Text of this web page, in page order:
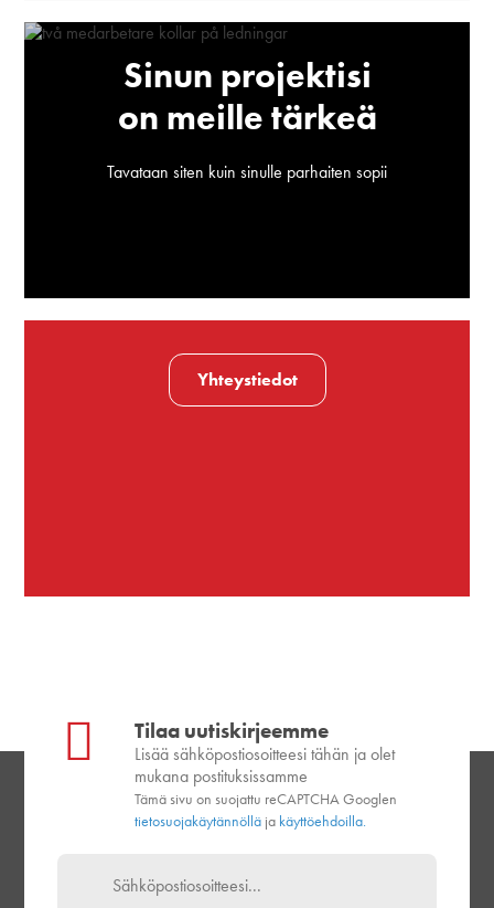
Sinun projektisi
on meille tärkeä
Tavataan siten kuin sinulle parhaiten sopii
Yhteystiedot
Tilaa uutiskirjeemme
Lisää sähköpostiosoitteesi tähän ja olet
mukana postituksissamme
Tämä sivu on suojattu reCAPTCHA Googlen
tietosuojakäytännöllä ja käyttöehdoilla.